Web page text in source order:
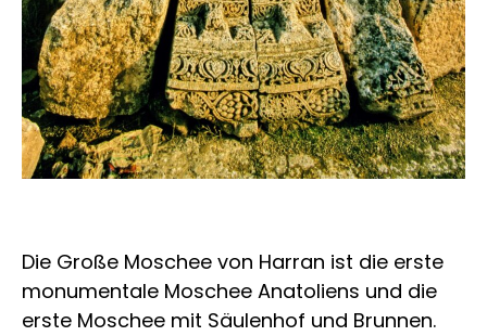
Die Große Moschee von Harran ist die erste
monumentale Moschee Anatoliens und die
erste Moschee mit Säulenhof und Brunnen.